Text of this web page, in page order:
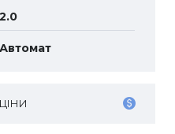
2.0
Автомат